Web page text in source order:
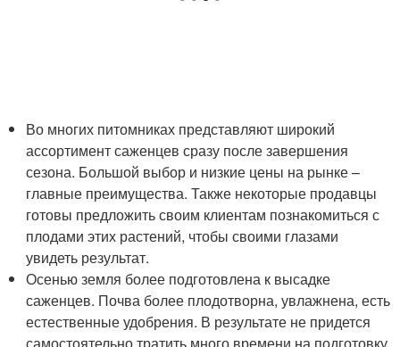
Во многих питомниках представляют широкий
ассортимент саженцев сразу после завершения
сезона. Большой выбор и низкие цены на рынке –
главные преимущества. Также некоторые продавцы
готовы предложить своим клиентам познакомиться с
плодами этих растений, чтобы своими глазами
увидеть результат.
Осенью земля более подготовлена к высадке
саженцев. Почва более плодотворна, увлажнена, есть
естественные удобрения. В результате не придется